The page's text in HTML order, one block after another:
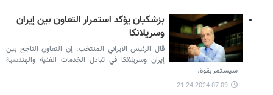
بزشكيان يؤكد استمرار التعاون بين إيران
وسريلانكا
قال الرئيس الايراني المنتخب: إن التعاون الناجح بين
إيران وسريلانكا في تبادل الخدمات الفنية والهندسية
سيستمر بقوة.
2024-07-09 21:24